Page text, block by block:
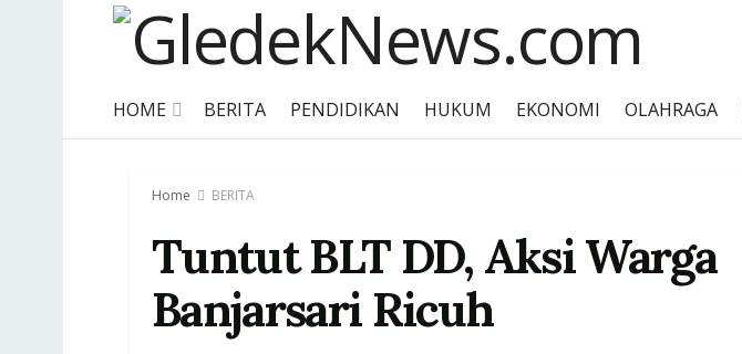
HOME BERITA PENDIDIKAN HUKUM EKONOMI OLAHRAGA
Home BERITA
Tuntut BLT DD, Aksi Warga
Banjarsari Ricuh